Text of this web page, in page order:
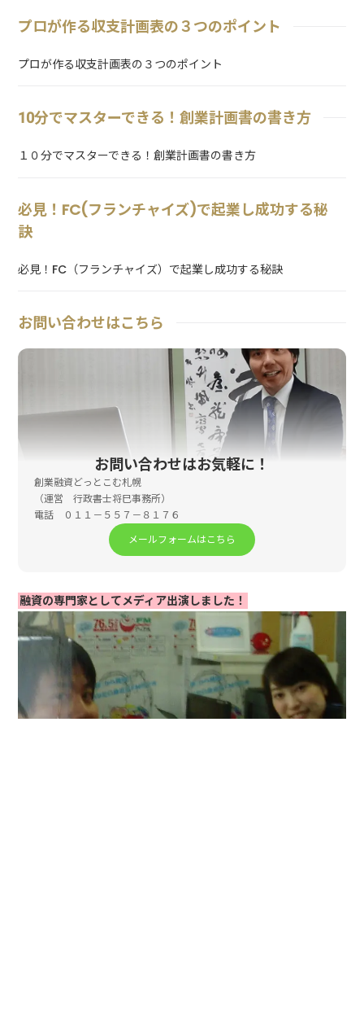
プロが作る収支計画表の３つのポイント
プロが作る収支計画表の３つのポイント
10分でマスターできる！創業計画書の書き方
１０分でマスターできる！創業計画書の書き方
必見！FC(フランチャイズ)で起業し成功する秘
訣
必見！FC（フランチャイズ）で起業し成功する秘訣
お問い合わせはこちら
お問い合わせはお気軽に！
創業融資どっとこむ札幌
（運営 行政書士将巳事務所）
電話 ０１１－５５７－８１７６
メールフォームはこちら
融資の専門家としてメディア出演しました！